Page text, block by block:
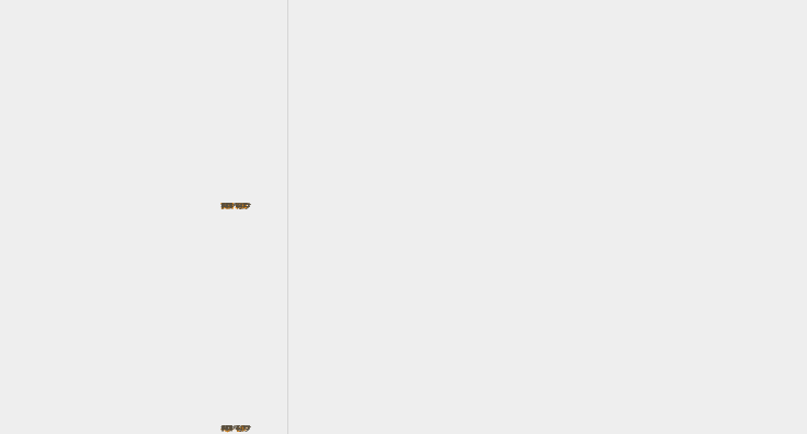
デカㇽコマニーから自由に描こ…
In お子様コース
2024年8月12日
工作しよう！
In お子様コース
2024年7月26日